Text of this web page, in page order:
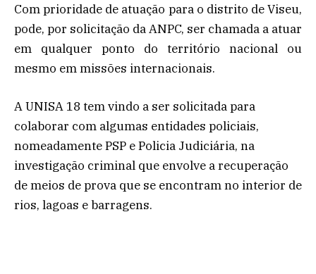
Com prioridade de atuação para o distrito de Viseu,
pode, por solicitação da ANPC, ser chamada a atuar
em qualquer ponto do território nacional ou
mesmo em missões internacionais.
A UNISA 18 tem vindo a ser solicitada para
colaborar com algumas entidades policiais,
nomeadamente PSP e Policia Judiciária, na
investigação criminal que envolve a recuperação
de meios de prova que se encontram no interior de
rios, lagoas e barragens.